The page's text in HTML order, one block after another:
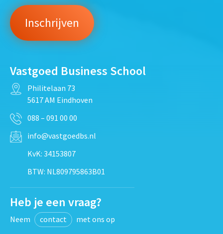
Vastgoed Business School
Philitelaan 73
5617 AM Eindhoven
088 – 091 00 00
info@vastgoedbs.nl
KvK: 34153807
BTW: NL809795863B01
Heb je een vraag?
Neem contact met ons op